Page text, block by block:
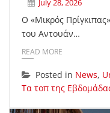
July 28, 2026
Ο «Μικρός
του Αντουάν…
READ MORE
Posted in News,
Τα τοπ της